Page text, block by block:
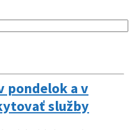
pondelok a v
služby